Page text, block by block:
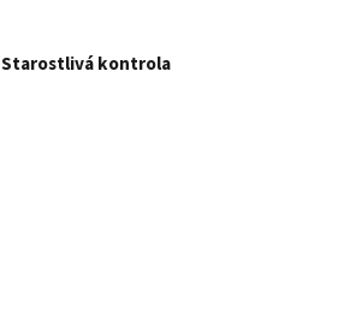
Starostlivá kontrola